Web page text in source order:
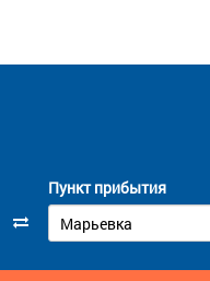
Пункт прибытия